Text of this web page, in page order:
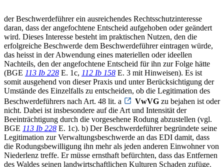
der Beschwerdeführer ein ausreichendes Rechtsschutzinteresse
daran, dass der angefochtene Entscheid aufgehoben oder geändert
wird. Dieses Interesse besteht im praktischen Nutzen, den die
erfolgreiche Beschwerde dem Beschwerdeführer eintragen würde,
das heisst in der Abwendung eines materiellen oder ideellen
Nachteils, den der angefochtene Entscheid für ihn zur Folge hätte
(BGE 113 Ib 228 E. 1c, 112 Ib 158 E. 3 mit Hinweisen). Es ist
somit ausgehend von dieser Praxis und unter Berücksichtigung der
Umstände des Einzelfalls zu entscheiden, ob die Legitimation des
Beschwerdeführers nach Art. 48 lit. a
VwVG zu bejahen ist oder
nicht. Dabei ist insbesondere auf die Art und Intensität der
Beeinträchtigung durch die vorgesehene Rodung abzustellen (vgl.
BGE 113 Ib 228 E. 1c). b) Der Beschwerdeführer begründete seine
Legitimation zur Verwaltungsbeschwerde an das EDI damit, dass
die Rodungsbewilligung ihn mehr als jeden anderen Einwohner von
Niederlenz treffe. Er müsse ernsthaft befürchten, dass das Entfernen
des Waldes seinen landwirtschaftlichen Kulturen Schaden zufüge.